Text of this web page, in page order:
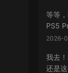
等等
PS5
2026-
我去
还是